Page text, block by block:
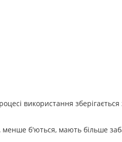
використання зберігається
менше б'ються, мають більше